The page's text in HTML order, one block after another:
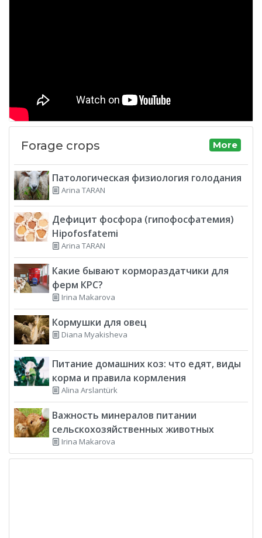
Forage crops More
Патологическая физиология голодания
Arina TARAN
Дефицит фосфора (гипофосфатемия)
Hipofosfatemi
Arina TARAN
Какие бывают кормораздатчики для
ферм КРС?
Irina Makarova
Кормушки для овец
Diana Myakisheva
Питание домашних коз: что едят, виды
корма и правила кормления
Alina Arslantürk
Важность минералов питании
сельскохозяйственных животных
Irina Makarova